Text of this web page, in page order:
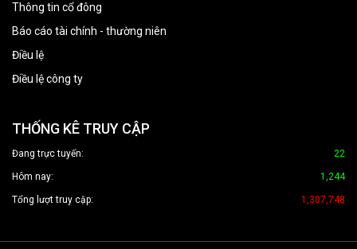
Thông tin cổ đông
Báo cáo tài chính - thường niên
Điều lệ
Điều lệ công ty
THỐNG KÊ TRUY CẬP
Đang trực tuyến: 22
Hôm nay: 1,244
Tổng lượt truy cập: 1,307,748